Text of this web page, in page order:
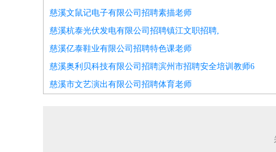
慈溪文鼠记电子有限公司招聘素描老师
慈溪杭泰光伏发电有限公司招聘镇江文职招聘,
慈溪亿泰鞋业有限公司招聘特色课老师
慈溪奥利贝科技有限公司招聘滨州市招聘安全培训教师6
慈溪市文艺演出有限公司招聘体育老师